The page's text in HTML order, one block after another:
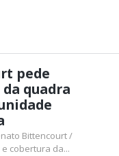
pede
quadra
Bittencourt
cobertura da...